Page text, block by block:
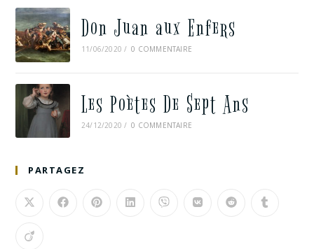
Don Juan aux Enfers
11/06/2020 / 0 COMMENTAIRE
Les Poètes De Sept Ans
24/12/2020 / 0 COMMENTAIRE
PARTAGEZ